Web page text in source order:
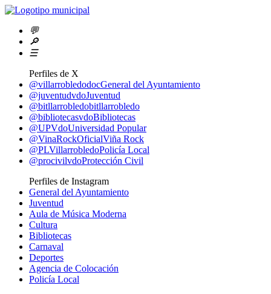
💬
🔎
☰
Perfiles de X
@villarrobledodocGeneral del Ayuntamiento
@juventudvdoJuventud
@bitllarrobledobitllarrobledo
@bibliotecasvdoBibliotecas
@UPVdoUniversidad Popular
@VinaRockOficialViña Rock
@PLVillarrobledoPolicía Local
@procivilvdoProtección Civil
Perfiles de Instagram
General del Ayuntamiento
Juventud
Aula de Música Moderna
Cultura
Bibliotecas
Carnaval
Deportes
Agencia de Colocación
Policía Local